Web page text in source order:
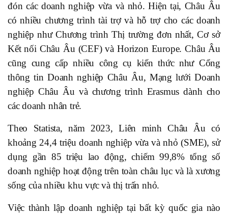
đón các doanh nghiệp vừa và nhỏ. Hiện tại, Châu Âu
có nhiều chương trình tài trợ và hỗ trợ cho các doanh
nghiệp như Chương trình Thị trường đơn nhất, Cơ sở
Kết nối Châu Âu (CEF) và Horizon Europe. Châu Âu
cũng cung cấp nhiều công cụ kiến thức như Cổng
thông tin Doanh nghiệp Châu Âu, Mạng lưới Doanh
nghiệp Châu Âu và chương trình Erasmus dành cho
các doanh nhân trẻ.
Theo Statista, năm 2023, Liên minh Châu Âu có
khoảng 24,4 triệu doanh nghiệp vừa và nhỏ (SME), sử
dụng gần 85 triệu lao động, chiếm 99,8% tổng số
doanh nghiệp hoạt động trên toàn châu lục và là xương
sống của nhiều khu vực và thị trấn nhỏ.
Việc thành lập doanh nghiệp tại bất kỳ quốc gia nào